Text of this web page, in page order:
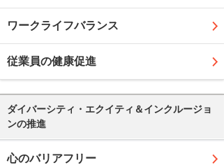
ワークライフバランス
従業員の健康促進
ダイバーシティ・エクイティ＆インクルージョ
ンの推進
心のバリアフリー